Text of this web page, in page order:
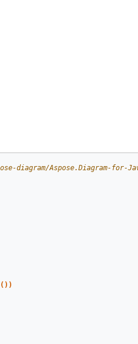
diagram/Aspose.Diagram-for-
())